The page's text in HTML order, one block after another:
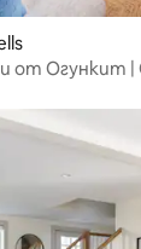
от Огункит